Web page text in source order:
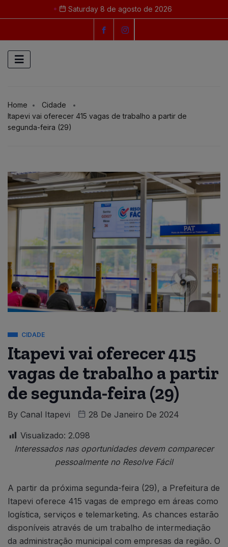
Saturday 8 de agosto de 2026
Home
Cidade
Itapevi vai oferecer 415 vagas de trabalho a partir de
segunda-feira (29)
CIDADE
Itapevi vai oferecer 415
vagas de trabalho a partir
de segunda-feira (29)
By Canal Itapevi 28 De Janeiro De 2024
Visualizado: 2.098
Interessados nas oportunidades devem comparecer
pessoalmente no Resolve Fácil
A partir da próxima segunda-feira (29), a Prefeitura de
Itapevi oferece 415 vagas de emprego em áreas como
logística, serviços e telemarketing. As chances estarão
disponíveis através de um trabalho de intermediação
da administração municipal com empresas da região. O